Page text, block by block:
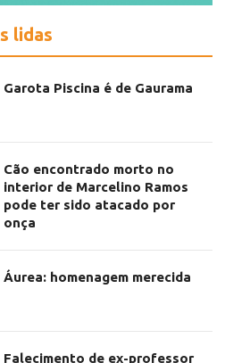
lidas
Garota Piscina é de Gaurama
Cão encontrado morto no
interior de Marcelino Ramos
pode ter sido atacado por
onça
Áurea: homenagem merecida
Falecimento de ex-professor